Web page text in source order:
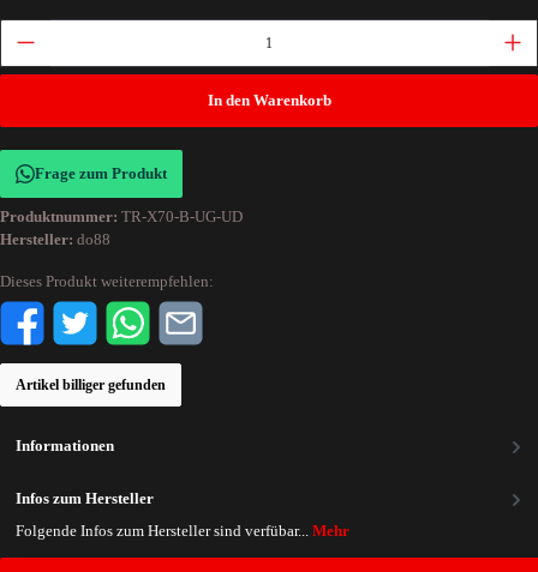
In den Warenkorb
Frage zum Produkt
Produktnummer: TR-X70-B-UG-UD
Hersteller: do88
Dieses Produkt weiterempfehlen:
Artikel billiger gefunden
Informationen
Infos zum Hersteller
Folgende Infos zum Hersteller sind verfübar... Mehr